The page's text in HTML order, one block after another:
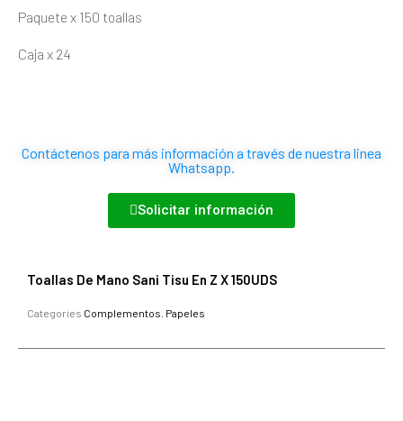
Paquete x 150 toallas
Caja x 24
Contáctenos para más información a través de nuestra linea
Whatsapp.
Solicitar información
Toallas De Mano Sani Tisu En Z X 150UDS
Categories Complementos, Papeles